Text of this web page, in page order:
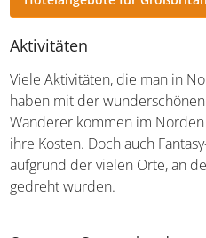
Reiseangebote für
Hotelangebote für
Aktivitäten
Viele Aktivitäten, die man in